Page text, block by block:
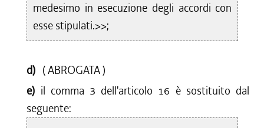
medesimo in esecuzione degli accordi con
esse stipulati.>>;
d) ( ABROGATA )
e) il comma 3 dell'articolo 16 è sostituito dal
seguente: